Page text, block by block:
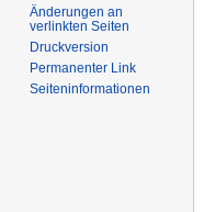
Änderungen an
verlinkten Seiten
Druckversion
Permanenter Link
Seiten­­informationen